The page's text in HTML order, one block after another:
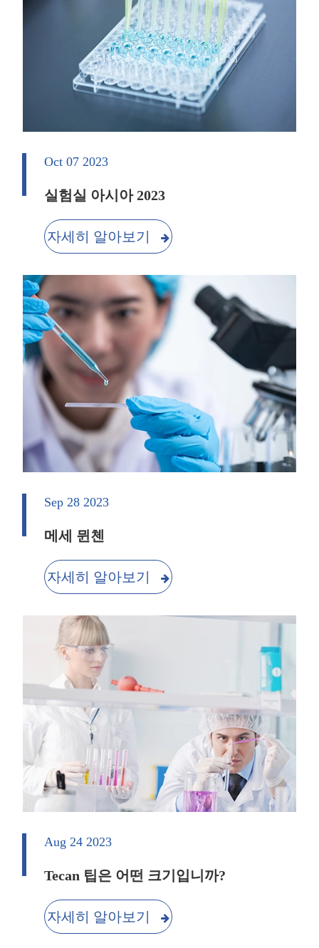
Oct 07 2023
실험실 아시아 2023
자세히 알아보기
Sep 28 2023
메세 뮌첸
자세히 알아보기
Aug 24 2023
Tecan 팁은 어떤 크기입니까?
자세히 알아보기